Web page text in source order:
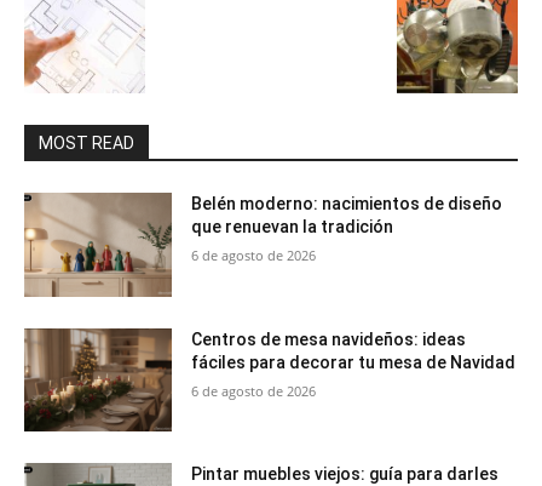
MOST READ
Belén moderno: nacimientos de diseño
que renuevan la tradición
6 de agosto de 2026
Centros de mesa navideños: ideas
fáciles para decorar tu mesa de Navidad
6 de agosto de 2026
Pintar muebles viejos: guía para darles